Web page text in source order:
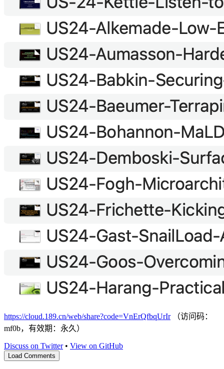
https://cloud.189.cn/web/share?code=VnErQfbqUrIr（访问码：
mf0b，有效期：永久）
Discuss on Twitter• View on GitHub
Load Comments